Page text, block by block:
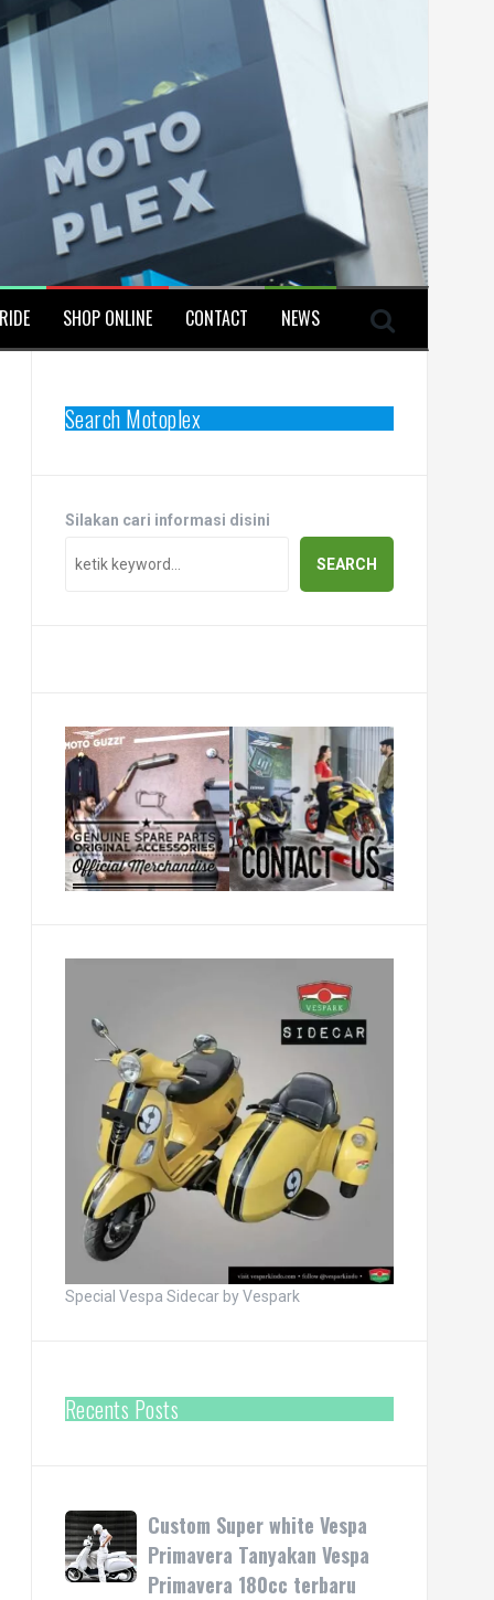
SHOP ONLINE CONTACT NEWS
Search Motoplex
Silakan cari informasi disini
SEARCH
Special Vespa Sidecar by Vespark
Recents Posts
Custom
Super
white
Custom Super white Vespa
Primavera Tanyakan Vespa
Primavera 180cc terbaru